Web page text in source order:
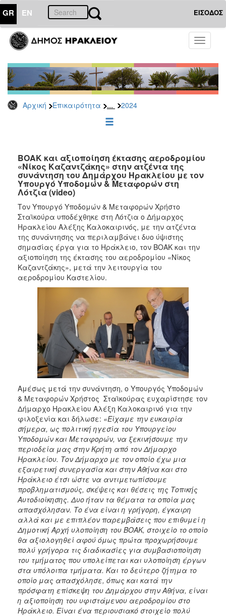
GR EN ΕΙΣΟΔΟΣ
Toggle
Αρχική Επικαιρότητα ... 2024
ΕΠΙΚΑΙΡΟΤΗΤΑ
Τύπου
Αρχείο
2026
2025
2022
2021
2020
2018
2017
2016
2015
2013
2010
2006
ΔΗΜΟΤΗΣ
ΕΠΙΣΚΕΠΤΗΣ
ΗΡΑΚΛΕΙΟ
ΒΟΑΚ και αξιοποίηση έκτασης αεροδρομίου
«Νίκος Καζαντζάκης» στην ατζέντα της
συνάντηση του Δημάρχου Ηρακλείου με τον
Υπουργό Υποδομών & Μεταφορών στη
Λότζια (video)
Τον Υπουργό Υποδομών & Μεταφορών Χρήστο
Σταϊκούρα υποδέχθηκε στη Λότζια ο Δήμαρχος
Ηρακλείου Αλέξης Καλοκαιρινός, με την ατζέντα
της συνάντησης να περιλαμβάνει δυο ύψιστης
σημασίας έργα για το Ηράκλειο, τον ΒΟΑΚ και την
αξιοποίηση της έκτασης του αεροδρομίου «Νίκος
Καζαντζάκης», μετά την λειτουργία του
αεροδρομίου Καστελίου.
Αμέσως μετά την συνάντηση, ο Υπουργός Υποδομών
& Μεταφορών Χρήστος Σταϊκούρας ευχαρίστησε τον
Δήμαρχο Ηρακλείου Αλέξη Καλοκαιρινό για την
φιλοξενία και δήλωσε: «Είχαμε την ευκαιρία
σήμερα, ως πολιτική ηγεσία του Υπουργείου
Υποδομών και Μεταφορών, να ξεκινήσουμε την
περιοδεία μας στην Κρήτη από τον Δήμαρχο
Ηρακλείου. Τον Δήμαρχο με τον οποίο έχω μια
εξαιρετική συνεργασία και στην Αθήνα και στο
Ηράκλειο έτσι ώστε να αντιμετωπίσουμε
προβληματισμούς, σκέψεις και θέσεις της Τοπικής
Αυτοδιοίκησης. Δυο ήταν τα θέματα τα οποία μας
απασχόλησαν. Το ένα είναι η γρήγορη, έγκαιρη
αλλά και με επιπλέον παρεμβάσεις που επιθυμεί η
Δημοτική Αρχή υλοποίηση του ΒΟΑΚ, στοιχείο το οποίο
θα αξιολογηθεί αφού όμως πρώτα προχωρήσουμε
πολύ γρήγορα τις διαδικασίες για συμβασιοποίηση
του τμήματος που υπολείπεται και υλοποίηση έργων
στα υπόλοιπα τμήματα. Και το δεύτερο ζήτημα το
οποίο μας απασχόλησε, όπως και κατά την
πρόσφατη επίσκεψη του Δημάρχου στην Αθήνα, είναι
η αξιοποίηση του υφιστάμενου αεροδρομίου στο
Ηράκλειο. Είναι ένα περιουσιακό στοιχείο πολύ